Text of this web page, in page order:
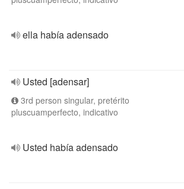
ella había adensado
Usted [adensar]
3rd person singular, pretérito
pluscuamperfecto, indicativo
Usted había adensado